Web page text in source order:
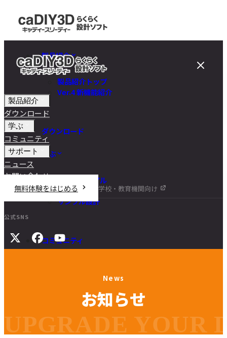
製品紹介
製品紹介トップ
Ver.4 新機能紹介
ダウンロード
学ぶ
チュートリアル
DIY講座
サンプル設計
コミュニティ
マニュアル
旧バージョンダウンロード
製品紹介
ダウンロード
学ぶ
コミュニティ
サポート
ニュース
お問い合わせ
無料体験をはじめる
学校・教育機関向け
公式SNS
News
お知らせ
UPGRADE YOUR